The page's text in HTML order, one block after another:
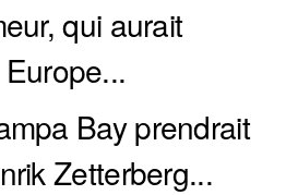
qui aurait
Bay prendrait
Zetterberg...